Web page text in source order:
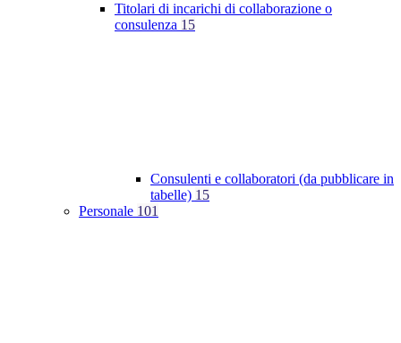
Titolari di incarichi di collaborazione o
consulenza 15
Consulenti e collaboratori (da pubblicare in
tabelle) 15
Personale 101